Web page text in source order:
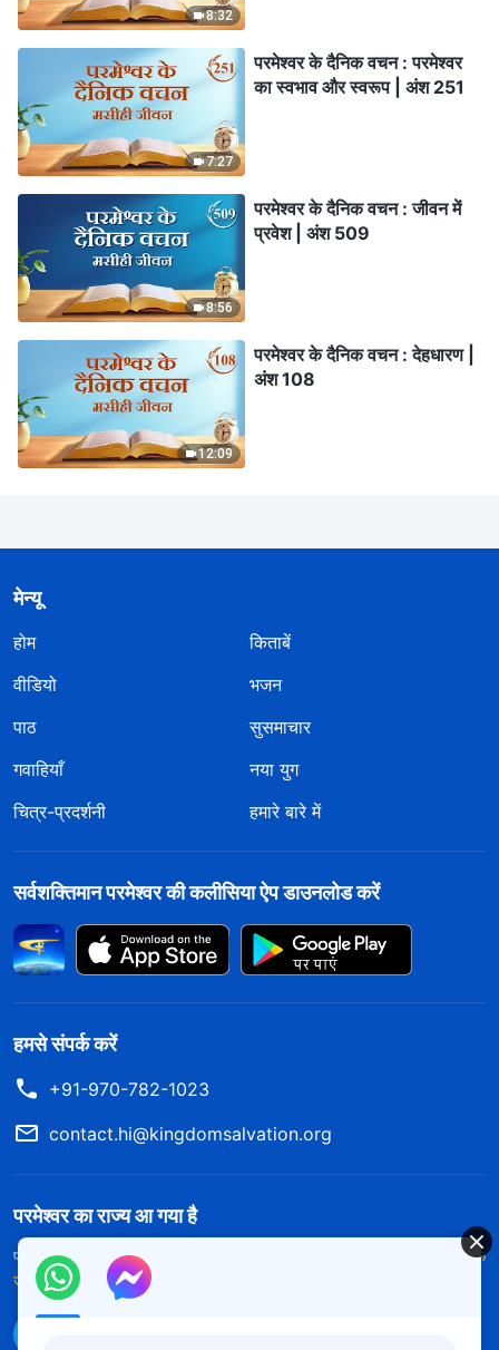
8:32
7:27
परमेश्वर के दैनिक वचन : परमेश्वर
का स्वभाव और स्वरूप | अंश 251
8:56
परमेश्वर के दैनिक वचन : जीवन में
प्रवेश | अंश 509
12:09
परमेश्वर के दैनिक वचन : देहधारण |
अंश 108
मेन्यू
होम
किताबें
वीडियो
भजन
पाठ
सुसमाचार
गवाहियाँ
नया युग
चित्र-प्रदर्शनी
हमारे बारे में
सर्वशक्तिमान परमेश्वर की कलीसिया ऐप डाउनलोड करें
हमसे संपर्क करें
+91-970-782-1023
contact.hi@kingdomsalvation.org
परमेश्वर का राज्य आ गया है
परमेश्वर का राज्य पृथ्वी पर आ गया है! क्या आप इसमें प्रवेश करना चाहते हैं?
और अधिक
जानें